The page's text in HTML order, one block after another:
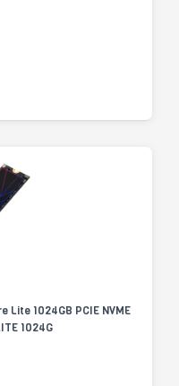
1024GB PCIE NVME
1024G